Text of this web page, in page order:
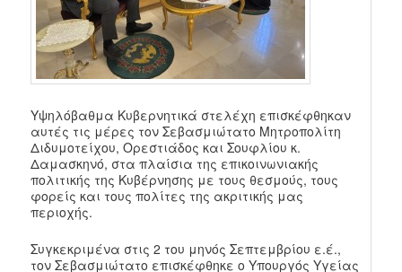
Υψηλόβαθμα Κυβερνητικά στελέχη επισκέφθηκαν
αυτές τις μέρες τον Σεβασμιώτατο Μητροπολίτη
Διδυμοτείχου, Ορεστιάδος και Σουφλίου κ.
Δαμασκηνό, στα πλαίσια της επικοινωνιακής
πολιτικής της Κυβέρνησης με τους θεσμούς, τους
φορείς και τους πολίτες της ακριτικής μας
περιοχής.
Συγκεκριμένα στις 2 του μηνός Σεπτεμβρίου ε.έ.,
τον Σεβασμιώτατο επισκέφθηκε ο Υπουργός Υγείας